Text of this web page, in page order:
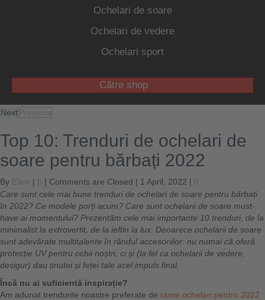
Ochelari de soare
Ochelari de vedere
Ochelari sport
Către shop
NextPrevious
Top 10: Trenduri de ochelari de
soare pentru bărbați 2022
By Ellen | b | Comments are Closed | 1 April, 2022 | 0
Care sunt cele mai bune trenduri de ochelari de soare pentru bărbați
în 2022? Ce modele porți acum? Care sunt ochelarii de soare must-
have ai momentului? Prezentăm cele mai importante 10 trenduri, de la
minimalist la extrovertit, de la ieftin la lux. Deoarece ochelarii de soare
sunt adevărate multitalente în rândul accesoriilor: nu numai că oferă
protecție UV pentru ochii noștri, ci și (la fel ca ochelarii de vedere,
desigur) dau ținutei și feței tale acel impuls final.
Încă nu ai suficientă inspirație?
Am adunat trendurile noastre preferate de rame ochelari pentru 2022